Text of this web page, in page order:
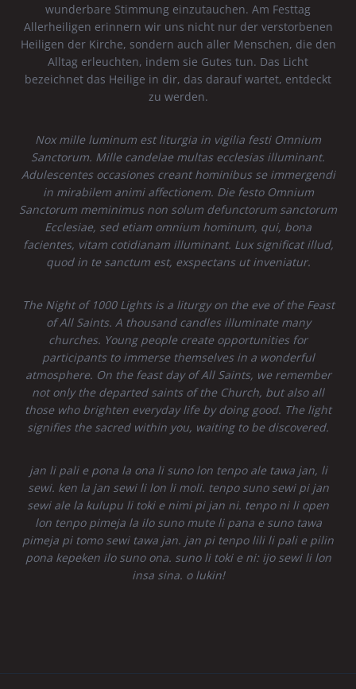
wunderbare Stimmung einzutauchen. Am Festtag
Allerheiligen erinnern wir uns nicht nur der verstorbenen
Heiligen der Kirche, sondern auch aller Menschen, die den
Alltag erleuchten, indem sie Gutes tun. Das Licht
bezeichnet das Heilige in dir, das darauf wartet, entdeckt
zu werden.
Nox mille luminum est liturgia in vigilia festi Omnium
Sanctorum. Mille candelae multas ecclesias illuminant.
Adulescentes occasiones creant hominibus se immergendi
in mirabilem animi affectionem. Die festo Omnium
Sanctorum meminimus non solum defunctorum sanctorum
Ecclesiae, sed etiam omnium hominum, qui, bona
facientes, vitam cotidianam illuminant. Lux significat illud,
quod in te sanctum est, exspectans ut inveniatur.
The Night of 1000 Lights is a liturgy on the eve of the Feast
of All Saints. A thousand candles illuminate many
churches. Young people create opportunities for
participants to immerse themselves in a wonderful
atmosphere. On the feast day of All Saints, we remember
not only the departed saints of the Church, but also all
those who brighten everyday life by doing good. The light
signifies the sacred within you, waiting to be discovered.
jan li pali e pona la ona li suno lon tenpo ale tawa jan, li
sewi. ken la jan sewi li lon li moli. tenpo suno sewi pi jan
sewi ale la kulupu li toki e nimi pi jan ni. tenpo ni li open
lon tenpo pimeja la ilo suno mute li pana e suno tawa
pimeja pi tomo sewi tawa jan. jan pi tenpo lili li pali e pilin
pona kepeken ilo suno ona. suno li toki e ni: ijo sewi li lon
insa sina. o lukin!